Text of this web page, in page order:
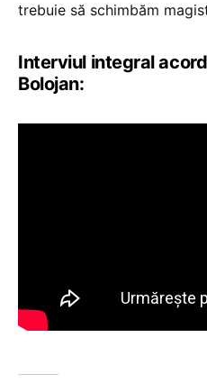
trebuie să schimbăm
Interviul integral
Bolojan: